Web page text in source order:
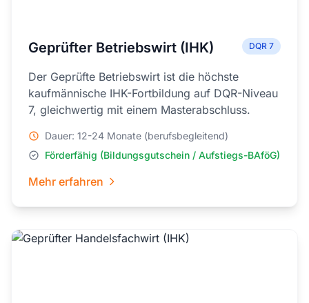
Geprüfter Betriebswirt (IHK) DQR 7
Der Geprüfte Betriebswirt ist die höchste
kaufmännische IHK-Fortbildung auf DQR-Niveau
7, gleichwertig mit einem Masterabschluss.
Dauer: 12-24 Monate (berufsbegleitend)
Förderfähig (Bildungsgutschein / Aufstiegs-BAföG)
Mehr erfahren